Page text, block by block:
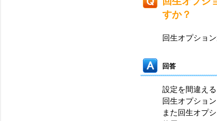
すか？
回生オプショ
回答
設定を間違え
回生オプショ
また回生オプ